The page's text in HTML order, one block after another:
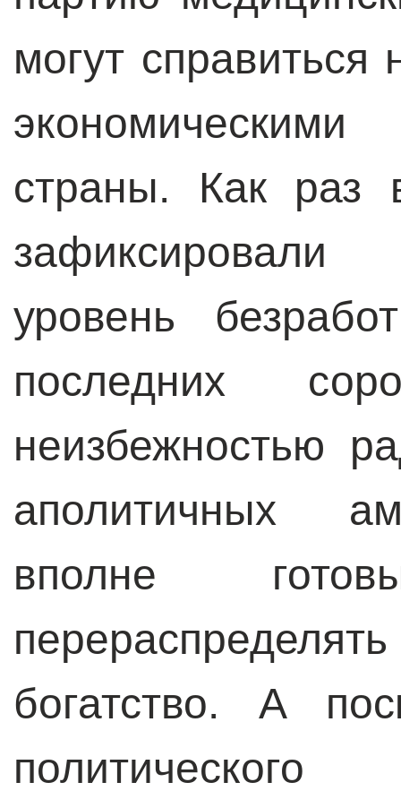
могут
страны. Как
уровень
последних
неизбежностью
аполитичных
вполне
богатство. А